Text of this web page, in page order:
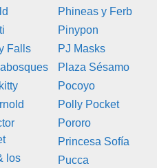
Falls
los
Phineas y Ferb
Pinypon
PJ Masks
Plaza Sésamo
Pocoyo
Polly Pocket
Pororo
Princesa Sofía
Pucca